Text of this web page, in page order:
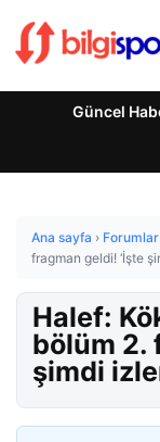
Güncel
Ana sayfa › Forumlar
fragman geldi! ‘İşte
Halef:
bölüm 2.
şimdi